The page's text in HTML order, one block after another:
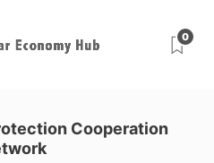
0
Cooperation